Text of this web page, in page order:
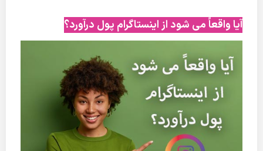
آیا واقعاً می شود از اینستاگرام پول درآورد؟